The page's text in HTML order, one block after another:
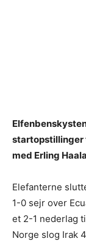
startopstillinger
med Erling
Elefanterne
1-0 sejr over
et 2-1 nederlag
Norge slog Irak